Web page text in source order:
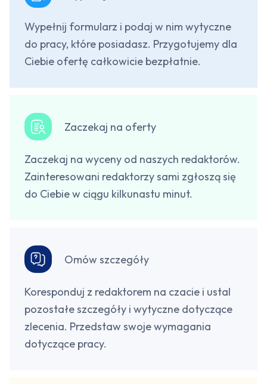
Wypełnij formularz i podaj w nim wytyczne
do pracy, które posiadasz. Przygotujemy dla
Ciebie ofertę całkowicie bezpłatnie.
Zaczekaj na oferty
Zaczekaj na wyceny od naszych redaktorów.
Zainteresowani redaktorzy sami zgłoszą się
do Ciebie w ciągu kilkunastu minut.
Omów szczegóły
Koresponduj z redaktorem na czacie i ustal
pozostałe szczegóły i wytyczne dotyczące
zlecenia. Przedstaw swoje wymagania
dotyczące pracy.